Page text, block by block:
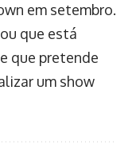
em setembro.
que está
que pretende
um show